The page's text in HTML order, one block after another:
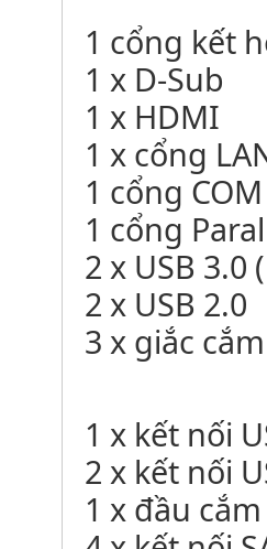
1 cổng kết
1 x D-Sub
1 x HDMI
1 x cổng
1 cổng
1 cổng
2 x USB
2 x USB 2.0
3 x giắc
1 x kết nối
2 x kết nối
1 x đầu